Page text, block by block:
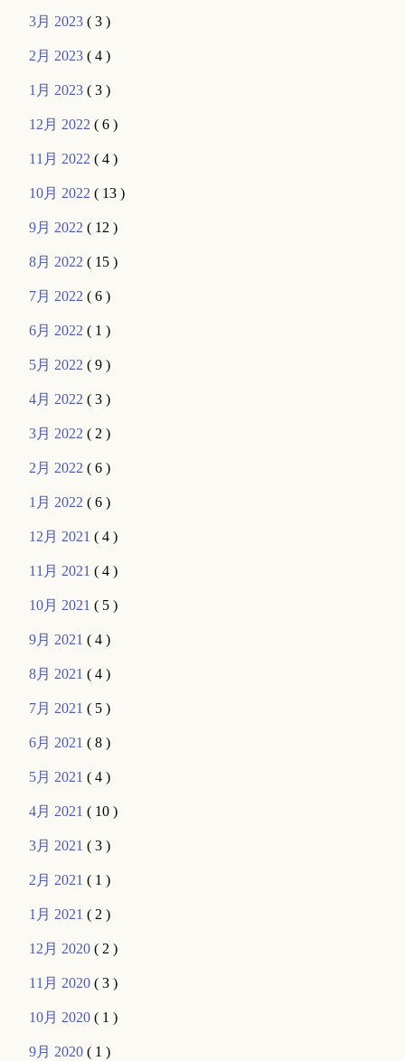
3月 2023( 3 )
2月 2023( 4 )
1月 2023( 3 )
12月 2022( 6 )
11月 2022( 4 )
10月 2022( 13 )
9月 2022( 12 )
8月 2022( 15 )
7月 2022( 6 )
6月 2022( 1 )
5月 2022( 9 )
4月 2022( 3 )
3月 2022( 2 )
2月 2022( 6 )
1月 2022( 6 )
12月 2021( 4 )
11月 2021( 4 )
10月 2021( 5 )
9月 2021( 4 )
8月 2021( 4 )
7月 2021( 5 )
6月 2021( 8 )
5月 2021( 4 )
4月 2021( 10 )
3月 2021( 3 )
2月 2021( 1 )
1月 2021( 2 )
12月 2020( 2 )
11月 2020( 3 )
10月 2020( 1 )
9月 2020( 1 )